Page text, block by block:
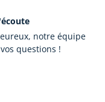
notre équipe
questions !